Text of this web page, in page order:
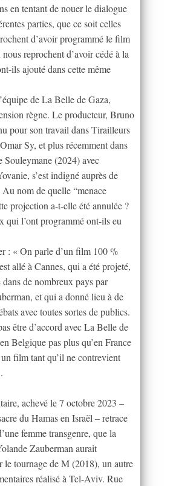
en tentant de nouer le dialogue
parties, que ce soit celles
d’avoir programmé le film
reprochent d’avoir cédé à la
ils ajouté dans cette même
de La Belle de Gaza,
règne. Le producteur, Bruno
pour son travail dans Tirailleurs
Sy, et plus récemment dans
Souleymane (2024) avec
s’est indigné auprès de
nom de quelle “menace
projection a-t-elle été annulée ?
qui l’ont programmé ont-ils eu
: « On parle d’un film 100 %
allé à Cannes, qui a été projeté,
dans de nombreux pays par
et qui a donné lieu à de
avec toutes sortes de publics.
être d’accord avec La Belle de
Belgique pas plus qu’en France
film tant qu’il ne contrevient
achevé le 7 octobre 2023 –
du Hamas en Israël – retrace
femme transgenre, que la
Zauberman aurait
le tournage de M (2018), un autre
réalisé à Tel-Aviv. Rue